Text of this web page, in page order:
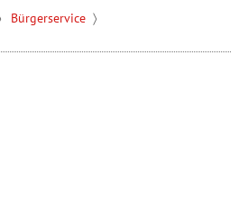
Bürgerservice